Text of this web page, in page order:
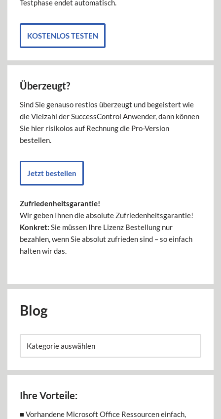
Testphase endet automatisch.
KOSTENLOS TESTEN
Überzeugt?
Sind Sie genauso restlos überzeugt und begeistert wie
die Vielzahl der SuccessControl Anwender, dann können
Sie hier risikolos auf Rechnung die Pro-Version
bestellen.
Jetzt bestellen
Zufriedenheitsgarantie!
Wir geben Ihnen die absolute Zufriedenheitsgarantie!
Konkret: Sie müssen Ihre Lizenz Bestellung nur
bezahlen, wenn Sie absolut zufrieden sind – so einfach
halten wir das.
Blog
Ihre Vorteile:
■ Vorhandene Microsoft Office Ressourcen einfach,